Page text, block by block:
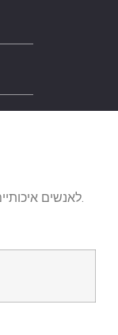
לאנשים איכותיים שיכולים להרשות לעצמם מסאג’ מהסרטים.